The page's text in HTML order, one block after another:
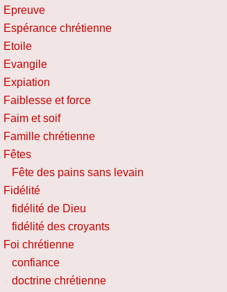
Epreuve
Espérance chrétienne
Etoile
Evangile
Expiation
Faiblesse et force
Faim et soif
Famille chrétienne
Fêtes
Fête des pains sans levain
Fidélité
fidélité de Dieu
fidélité des croyants
Foi chrétienne
confiance
doctrine chrétienne